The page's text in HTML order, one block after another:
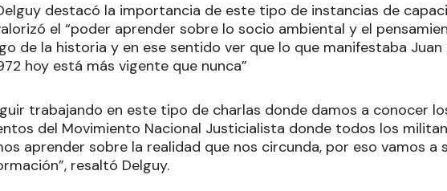
destacó la importancia de este tipo de instancias de
el “poder aprender sobre lo socio ambiental y el
de la historia y en ese sentido ver que lo que manifestaba Juan
hoy está más vigente que nunca”
trabajando en este tipo de charlas donde damos a conocer
del Movimiento Nacional Justicialista donde todos los
aprender sobre la realidad que nos circunda, por eso vamos a
resaltó Delguy.